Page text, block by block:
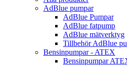
AdBlue pumpar
AdBlue Pumpar
AdBlue fatpump
AdBlue mätverktyg
Tillbehör AdBlue
Bensinpumpar - ATEX
Bensinpumpar